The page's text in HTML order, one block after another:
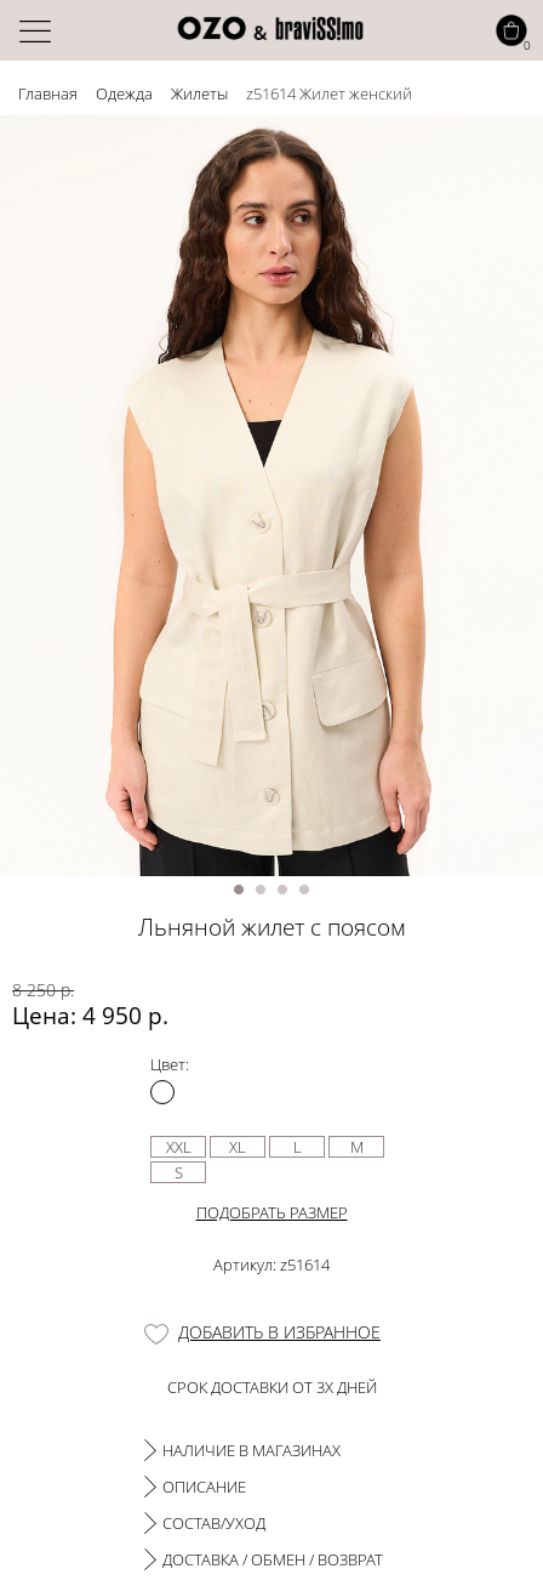
Главная Одежда Жилеты z51614 Жилет женский
Льняной жилет с поясом
8 250 р.
Цена: 4 950 р.
Цвет:
XXL XL L
M
S
ПОДОБРАТЬ РАЗМЕР
Артикул: z51614
ДОБАВИТЬ В ИЗБРАННОЕ
СРОК ДОСТАВКИ ОТ 3Х ДНЕЙ
НАЛИЧИЕ В МАГАЗИНАХ
ОПИСАНИЕ
СОСТАВ/УХОД
ДОСТАВКА / ОБМЕН / ВОЗВРАТ
0